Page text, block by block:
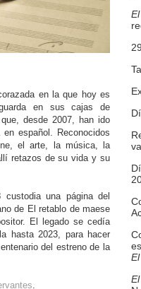
en la que hoy es
en sus cajas de
desde 2007, han ido
español. Reconocidos
el arte, la música, la
retazos de su vida y su
una página del
de El retablo de maese
El legado se cedía
hasta 2023, para hacer
del estreno de la
.